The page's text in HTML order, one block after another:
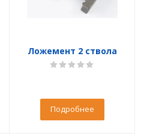
Ложемент 2 ствола
Подробнее